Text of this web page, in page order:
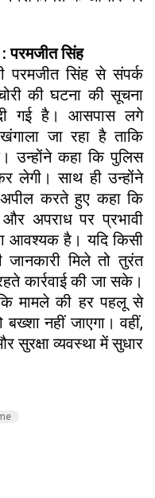
परमजीत सिंह
परमजीत सिंह से संपर्क
की घटना की सूचना
गई है। आसपास लगे
जा रहा है ताकि
उन्होंने कहा कि पुलिस
लेगी। साथ ही उन्होंने
करते हुए कहा कि
अपराध पर प्रभावी
आवश्यक है। यदि किसी
जानकारी मिले तो तुरंत
कार्रवाई की जा सके।
मामले की हर पहलू से
नहीं जाएगा। वहीं,
सुरक्षा व्यवस्था में सुधार